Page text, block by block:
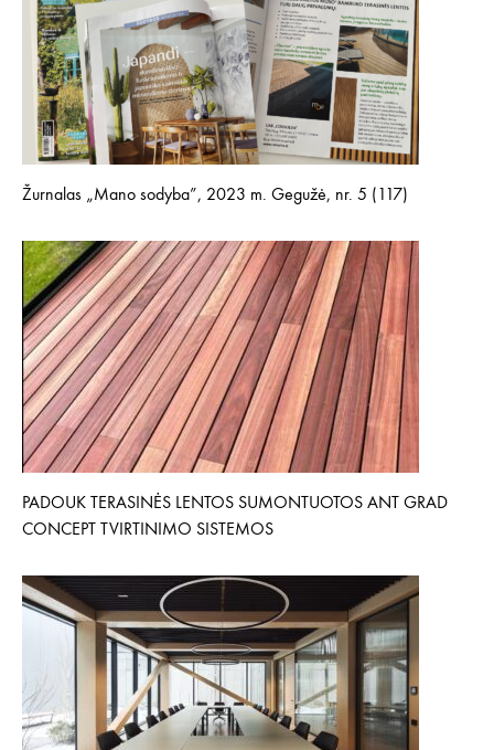
Žurnalas „Mano sodyba”, 2023 m. Gegužė, nr. 5 (117)
PADOUK TERASINĖS LENTOS SUMONTUOTOS ANT GRAD
CONCEPT TVIRTINIMO SISTEMOS